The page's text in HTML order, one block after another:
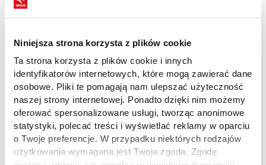
Niniejsza strona korzysta z plików cookie
Ta strona korzysta z plików cookie i innych
identyfikatorów internetowych, które mogą zawierać dane
osobowe. Pliki te pomagają nam ulepszać użyteczność
naszej strony internetowej. Ponadto dzięki nim możemy
oferować spersonalizowane usługi, tworząc anonimowe
statystyki, polecać treści i wyświetlać reklamy w oparciu
o Twoje preferencje. W przypadku niektórych rodzajów
użytkowania wymagana jest Twoja zgoda. Zgodę
energetyki odnawialnej. To tutaj, za
pośrednictwem podmorskich kabli, trafiać
będzie prąd wytworzony na morskiej farmie
wiatrowej Baltic Power oraz farmach
należących do innych operatorów.
ĄDOWA STACJA ELEKTROENERGETYCZNA
W Gminie Choczewo trwa budowa lądowej stacji
elektroenergetycznej,dzięki której możliwe będzie
odb ieranieenergii elektrycznej z morskiej farmy wiatrowej i
włączenie jej do krajowego systemuprzesyłowego.
Prace